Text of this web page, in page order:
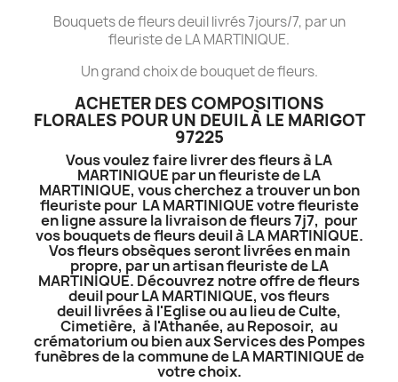
Bouquets de fleurs deuil livrés 7jours/7, par un
fleuriste de LA MARTINIQUE.
Un grand choix de bouquet de fleurs.
ACHETER DES COMPOSITIONS
FLORALES POUR UN DEUIL À LE MARIGOT
97225
Vous voulez faire livrer des fleurs à LA
MARTINIQUE par un fleuriste de LA
MARTINIQUE, vous cherchez a trouver un bon
fleuriste pour LA MARTINIQUE votre fleuriste
en ligne assure la livraison de fleurs 7j7, pour
vos bouquets de fleurs deuil à LA MARTINIQUE.
Vos fleurs obsèques seront livrées en main
propre, par un artisan fleuriste de LA
MARTINIQUE. Découvrez notre offre de fleurs
deuil pour LA MARTINIQUE, vos fleurs
deuil livrées à l'Eglise ou au lieu de Culte,
Cimetière, à l'Athanée, au Reposoir, au
crématorium ou bien aux Services des Pompes
funèbres de la commune de LA MARTINIQUE de
votre choix.